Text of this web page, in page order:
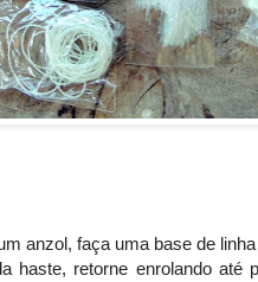
anzol, faça uma base de
haste, retorne enrolando até